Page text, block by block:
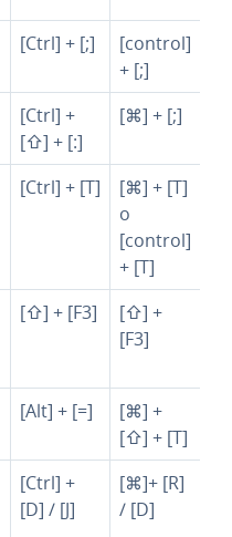
[Ctrl] + [;]
[control]
+ [;]
[Ctrl] +
[⇧] + [:]
[⌘] + [;]
[Ctrl] + [T]
[⌘] + [T]
o
[control]
+ [T]
[⇧] + [F3]
[⇧] +
[F3]
[Alt] + [=]
[⌘] +
[⇧] + [T]
[Ctrl] +
[D] / [J]
[⌘]+ [R]
/ [D]